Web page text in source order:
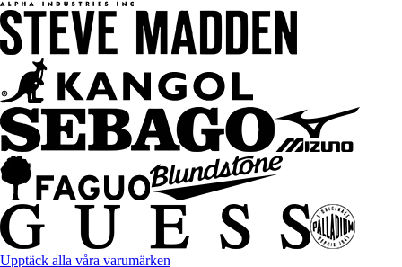
Upptäck alla våra varumärken